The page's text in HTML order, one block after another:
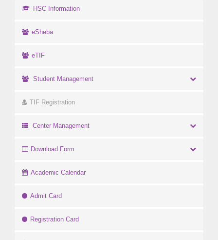
HSC Information
eSheba
eTIF
Student Management
TIF Registration
Center Management
Download Form
Academic Calendar
Admit Card
Registration Card